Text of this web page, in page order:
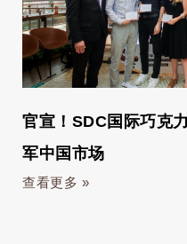
官宣！SDC国际巧克
军中国市场
查看更多 »